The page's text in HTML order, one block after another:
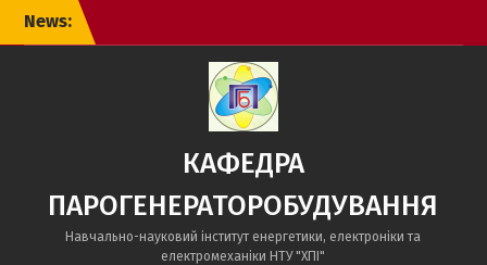
SkipNews:
КАФЕДРА
ПАРОГЕНЕРАТОРОБУДУВАННЯ
Навчально-науковий інститут енергетики, електроніки та
електромеханіки НТУ "ХПІ"